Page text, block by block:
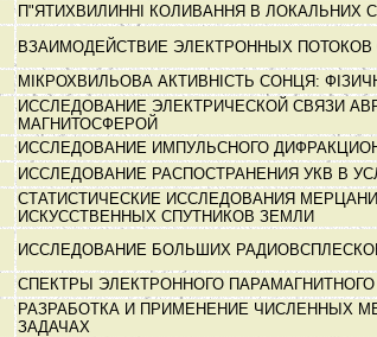
П"ЯТИХВИЛИННІ КОЛИВАННЯ В ЛОКАЛЬНИХ
ВЗАИМОДЕЙСТВИЕ ЭЛЕКТРОННЫХ
МІКРОХВИЛЬОВА АКТИВНІСТЬ СОНЦЯ:
ИССЛЕДОВАНИЕ ЭЛЕКТРИЧЕСКОЙ СВЯЗИ
МАГНИТОСФЕРОЙ
ИССЛЕДОВАНИЕ ИМПУЛЬСНОГО
ИССЛЕДОВАНИЕ РАСПОСТРАНЕНИЯ УКВ В
СТАТИСТИЧЕСКИЕ ИССЛЕДОВАНИЯ
ИСКУССТВЕННЫХ СПУТНИКОВ ЗЕМЛИ
ИССЛЕДОВАНИЕ БОЛЬШИХ
СПЕКТРЫ ЭЛЕКТРОННОГО
РАЗРАБОТКА И ПРИМЕНЕНИЕ ЧИСЛЕННЫХ
ЗАДАЧАХ